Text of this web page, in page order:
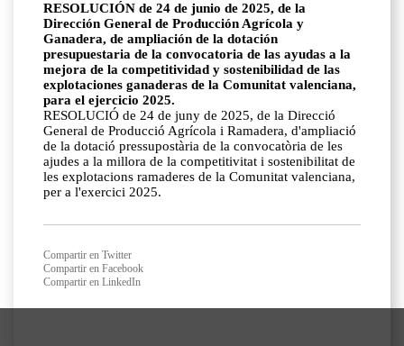
RESOLUCIÓN de 24 de junio de 2025, de la
Dirección General de Producción Agrícola y
Ganadera, de ampliación de la dotación
presupuestaria de la convocatoria de las ayudas a la
mejora de la competitividad y sostenibilidad de las
explotaciones ganaderas de la Comunitat valenciana,
para el ejercicio 2025.
RESOLUCIÓ de 24 de juny de 2025, de la Direcció
General de Producció Agrícola i Ramadera, d'ampliació
de la dotació pressupostària de la convocatòria de les
ajudes a la millora de la competitivitat i sostenibilitat de
les explotacions ramaderes de la Comunitat valenciana,
per a l'exercici 2025.
Compartir en Twitter
Compartir en Facebook
Compartir en LinkedIn